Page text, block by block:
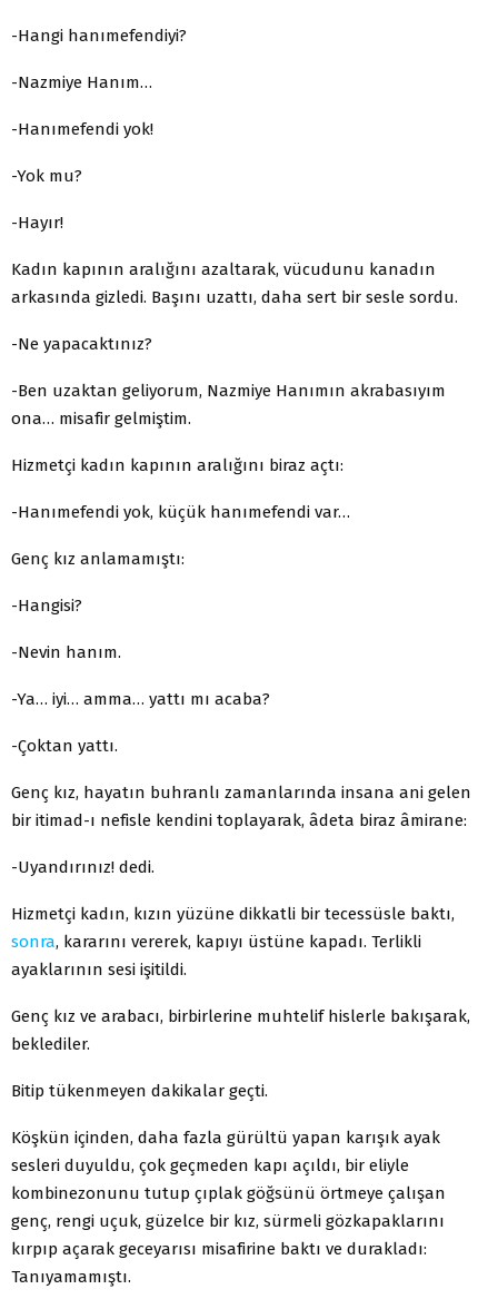
-Hangi hanımefendiyi?
-Nazmiye Hanım…
-Hanımefendi yok!
-Yok mu?
-Hayır!
Kadın kapının aralığını azaltarak, vücudunu kanadın
arkasında gizledi. Başını uzattı, daha sert bir sesle sordu.
-Ne yapacaktınız?
-Ben uzaktan geliyorum, Nazmiye Hanımın akrabasıyım
ona… misafir gelmiştim.
Hizmetçi kadın kapının aralığını biraz açtı:
-Hanımefendi yok, küçük hanımefendi var…
Genç kız anlamamıştı:
-Hangisi?
-Nevin hanım.
-Ya… iyi… amma… yattı mı acaba?
-Çoktan yattı.
Genç kız, hayatın buhranlı zamanlarında insana ani gelen
bir itimad-ı nefisle kendini toplayarak, âdeta biraz âmirane:
-Uyandırınız! dedi.
Hizmetçi kadın, kızın yüzüne dikkatli bir tecessüsle baktı,
sonra, kararını vererek, kapıyı üstüne kapadı. Terlikli
ayaklarının sesi işitildi.
Genç kız ve arabacı, birbirlerine muhtelif hislerle bakışarak,
beklediler.
Bitip tükenmeyen dakikalar geçti.
Köşkün içinden, daha fazla gürültü yapan karışık ayak
sesleri duyuldu, çok geçmeden kapı açıldı, bir eliyle
kombinezonunu tutup çıplak göğsünü örtmeye çalışan
genç, rengi uçuk, güzelce bir kız, sürmeli gözkapaklarını
kırpıp açarak geceyarısı misafirine baktı ve durakladı:
Tanıyamamıştı.